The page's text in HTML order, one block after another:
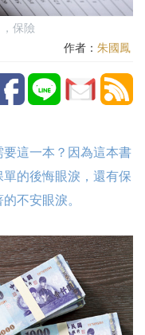
保險
作者： 朱國鳳
這一本？因為這本書
的後悔眼淚，還有保
不安眼淚。